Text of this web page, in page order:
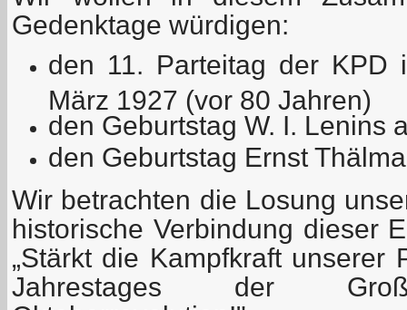
Gedenktage würdigen:
den 11. Parteitag der
März 1927 (vor 80 Jahren)
den Geburtstag W. I. Lenins
den Geburtstag Ernst
Wir betrachten die Losung
historische Verbindung dieser
„Stärkt die Kampfkraft unserer
Jahrestages der